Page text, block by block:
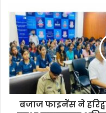
बजाज फाइनेंस ने